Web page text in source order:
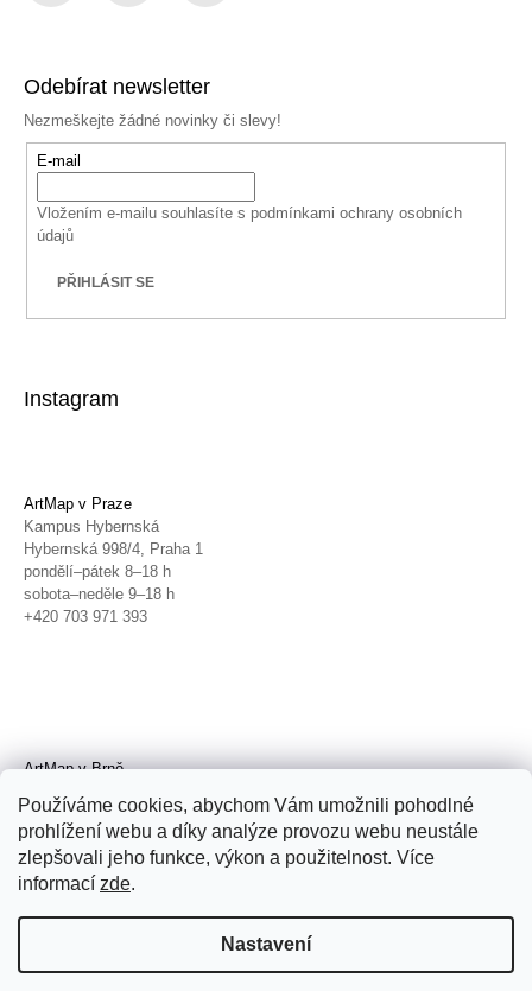
Používáme cookies, abychom Vám umožnili pohodlné
prohlížení webu a díky analýze provozu webu neustále
zlepšovali jeho funkce, výkon a použitelnost. Více
informací zde.
Nastavení
Odebírat newsletter
Nezmeškejte žádné novinky či slevy!
E-mail
Vložením e-mailu souhlasíte s podmínkami ochrany osobních
údajů
PŘIHLÁSIT SE
Instagram
ArtMap v Praze
Kampus Hybernská
Hybernská 998/4, Praha 1
pondělí–pátek 8–18 h
sobota–neděle 9–18 h
+420 703 971 393
ArtMap v Brně
Radnická 4, Brno
úterý–pátek 11–19 h
sobota 14–19 h
+420 702 152 298